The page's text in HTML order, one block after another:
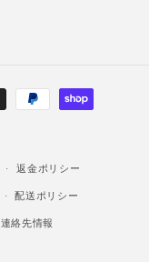
返金ポリシー
配送ポリシー
連絡先情報